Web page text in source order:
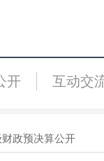
开 互动交
政预决算公开